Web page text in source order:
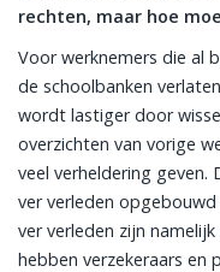
rechten, maar hoe
Voor werknemers die al
de schoolbanken
wordt lastiger door
overzichten van vorige
veel verheldering geven.
ver verleden
ver verleden zijn
hebben verzekeraars en